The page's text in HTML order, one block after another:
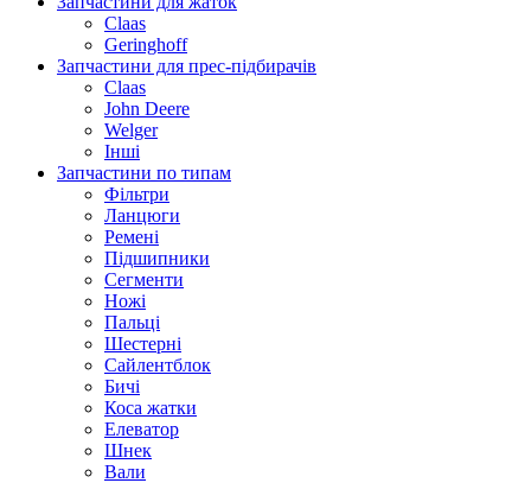
Claas
Geringhoff
Запчастини для прес-підбирачів
Claas
John Deere
Welger
Інші
Запчастини по типам
Фільтри
Ланцюги
Ремені
Підшипники
Сегменти
Ножі
Пальці
Шестерні
Сайлентблок
Бичі
Коса жатки
Елеватор
Шнек
Вали